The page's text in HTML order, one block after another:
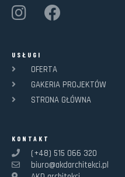
USŁUGI
OFERTA
GAKERIA PROJEKTÓW
STRONA GŁÓWNA
KONTAKT
(+48) 515 066 320
biuro@akdarchitekci.pl